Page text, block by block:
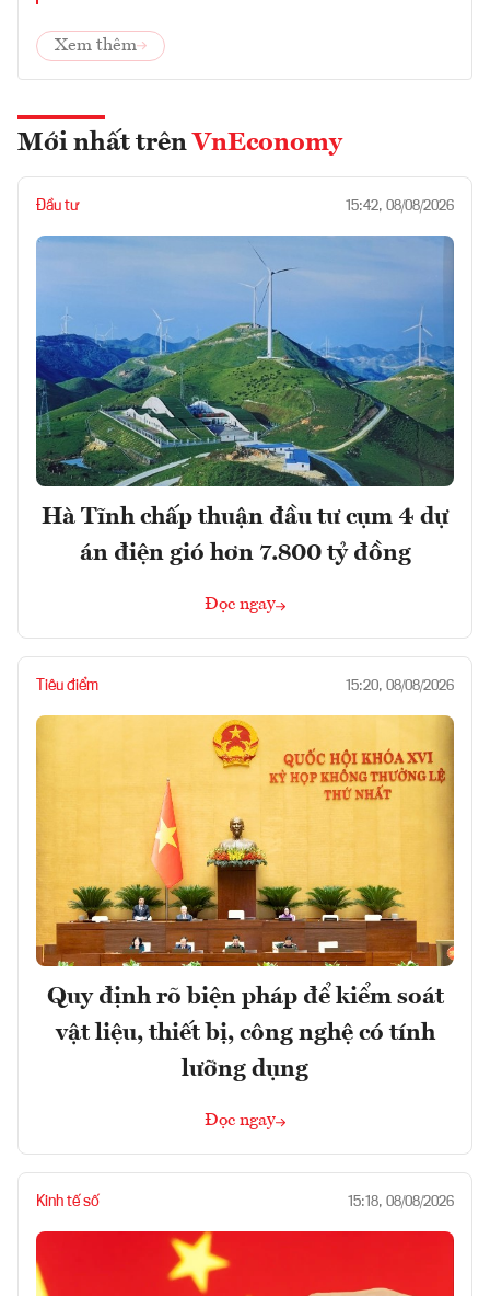
Xem thêm
Mới nhất trên VnEconomy
Đầu tư 15:42, 08/08/2026
Hà Tĩnh chấp thuận đầu tư cụm 4 dự
án điện gió hơn 7.800 tỷ đồng
Đọc ngay
Tiêu điểm 15:20, 08/08/2026
Quy định rõ biện pháp để kiểm soát
vật liệu, thiết bị, công nghệ có tính
lưỡng dụng
Đọc ngay
Kinh tế số 15:18, 08/08/2026